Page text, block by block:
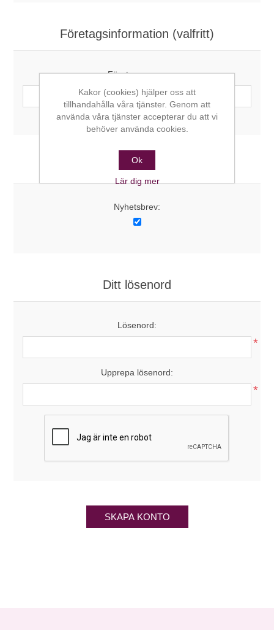
Företagsinformation (valfritt)
Företagsnamn:
Alternativ
Nyhetsbrev:
Ditt lösenord
Lösenord:
*
Upprepa lösenord:
*
SKAPA KONTO
Kakor (cookies) hjälper oss att
tillhandahålla våra tjänster. Genom att
använda våra tjänster accepterar du att vi
behöver använda cookies.
Ok
Lär dig mer